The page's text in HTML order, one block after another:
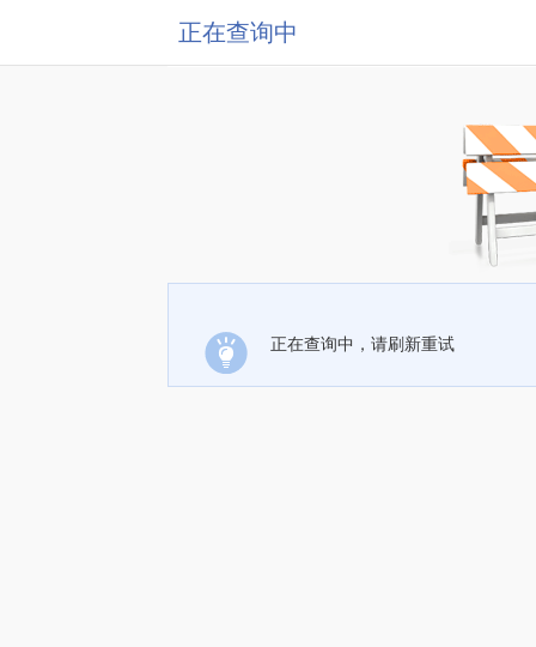
正在查询中
正在查询中，请刷新重试